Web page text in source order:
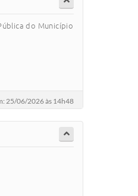
do Município
25/06/2026 às 14h48